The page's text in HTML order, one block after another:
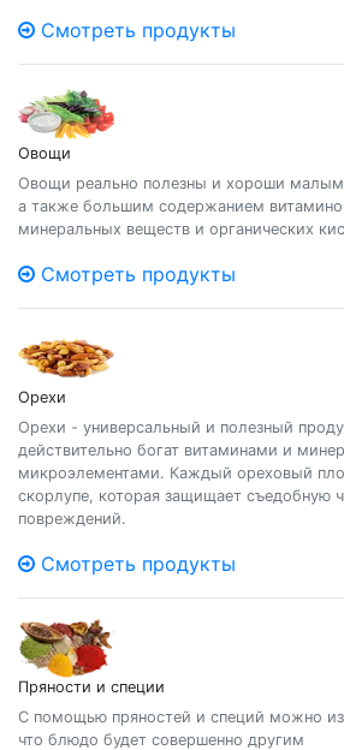
Смотреть продукты
Овощи
Овощи реально полезны и хороши
а также большим содержанием
минеральных веществ и органических
Смотреть продукты
Орехи
Орехи - универсальный и полезный
действительно богат витаминами и
микроэлементами. Каждый ореховый
скорлупе, которая защищает съедобную
повреждений.
Смотреть продукты
Пряности и специи
С помощью пряностей и специй можно
что блюдо будет совершенно другим